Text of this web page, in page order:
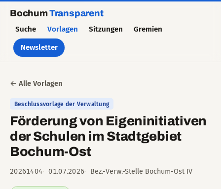
BochumTransparent
Suche Vorlagen Sitzungen Gremien
Newsletter
← Alle Vorlagen
Beschlussvorlage der Verwaltung
Förderung von Eigeninitiativen
der Schulen im Stadtgebiet
Bochum-Ost
20261404 01.07.2026 Bez.-Verw.-Stelle Bochum-Ost IV